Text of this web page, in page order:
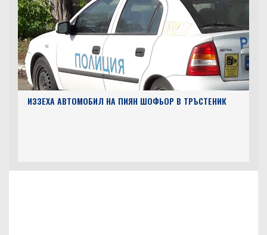
ИЗЗЕХА АВТОМОБИЛ НА ПИЯН ШОФЬОР В ТРЪСТЕНИК